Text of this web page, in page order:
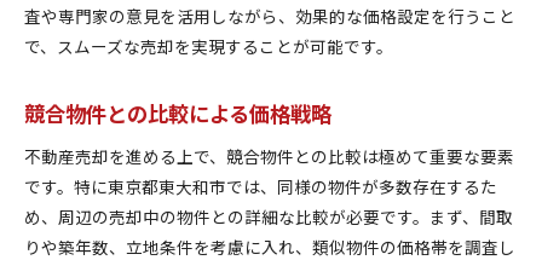
査や専門家の意見を活用しながら、効果的な価格設定を行うこと
で、スムーズな売却を実現することが可能です。
競合物件との比較による価格戦略
不動産売却を進める上で、競合物件との比較は極めて重要な要素
です。特に東京都東大和市では、同様の物件が多数存在するた
め、周辺の売却中の物件との詳細な比較が必要です。まず、間取
りや築年数、立地条件を考慮に入れ、類似物件の価格帯を調査し